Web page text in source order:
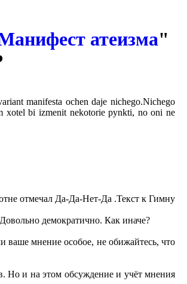
атеизма"
manifesta ochen daje nichego.Nichego
xotel bi izmenit nekotorie pynkti, no oni ne
отмечал Да-Да-Нет-Да .Текст к Гимну
демократично. Как иначе?
ваше мнение особое, не обижайтесь, что
Но и на этом обсуждение и учёт мнения